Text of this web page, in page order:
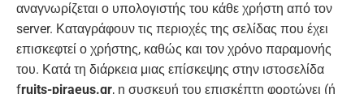
αναγνωρίζεται ο υπολογιστής του κάθε χρήστη από τον
server. Καταγράφουν τις περιοχές της σελίδας που έχει
επισκεφτεί ο χρήστης, καθώς και τον χρόνο παραμονής
του. Κατά τη διάρκεια μιας επίσκεψης στην ιστοσελίδα
fruits-piraeus.gr, η συσκευή του επισκέπτη φορτώνει (ή